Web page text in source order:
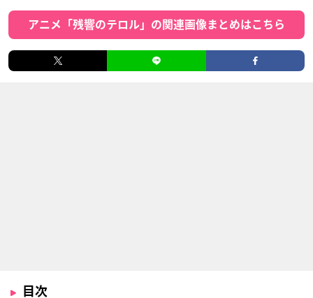
アニメ「残響のテロル」の関連画像まとめはこちら
目次